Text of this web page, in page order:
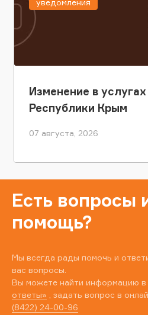
Изменение в
Республики Крым
07 августа, 2026
уведомления
Есть вопросы
помощь?
Мы всегда рады помочь и
вас вопросы.
Вы можете найти информацию в
ответы» , задать вопрос в
(8422) 24-00-96